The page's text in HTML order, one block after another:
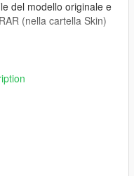
del modello originale e
(nella cartella Skin)
/ update / x63 /
then the files that are